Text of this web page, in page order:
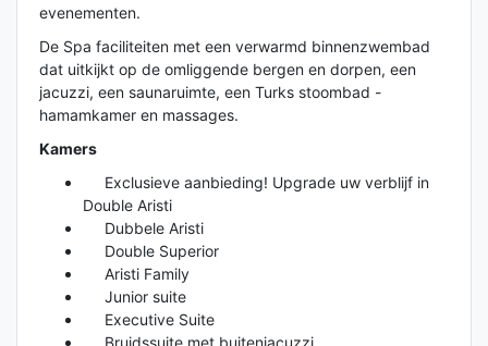
evenementen.
De Spa faciliteiten met een verwarmd binnenzwembad
dat uitkijkt op de omliggende bergen en dorpen, een
jacuzzi, een saunaruimte, een Turks stoombad -
hamamkamer en massages.
Kamers
Exclusieve aanbieding! Upgrade uw verblijf in
Double Aristi
Dubbele Aristi
Double Superior
Aristi Family
Junior suite
Executive Suite
Bruidssuite met buitenjacuzzi